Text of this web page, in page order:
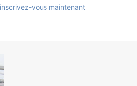
inscrivez-vous maintenant